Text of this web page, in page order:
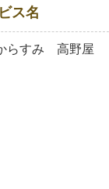
ス名
らすみ 高野屋